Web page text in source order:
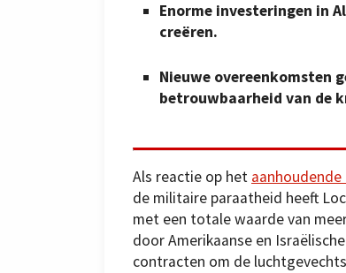
Enorme investeringen in
creëren.
Nieuwe overeenkomsten
betrouwbaarheid van de
Als reactie op het
de militaire paraatheid heeft
met een totale waarde van
door Amerikaanse en
contracten om de